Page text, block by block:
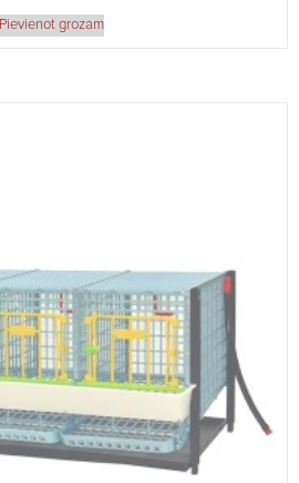
Pievienot grozam